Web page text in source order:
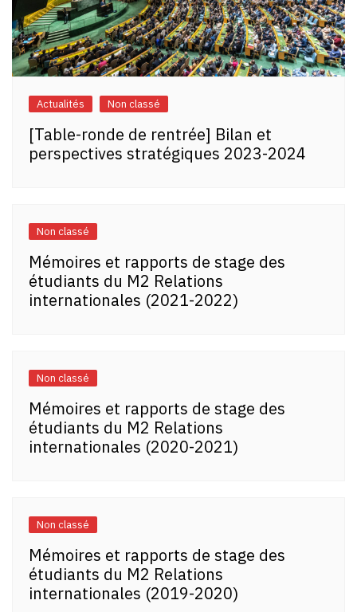
Actualités Non classé
[Table-ronde de rentrée] Bilan et
perspectives stratégiques 2023-2024
Non classé
Mémoires et rapports de stage des
étudiants du M2 Relations
internationales (2021-2022)
Non classé
Mémoires et rapports de stage des
étudiants du M2 Relations
internationales (2020-2021)
Non classé
Mémoires et rapports de stage des
étudiants du M2 Relations
internationales (2019-2020)